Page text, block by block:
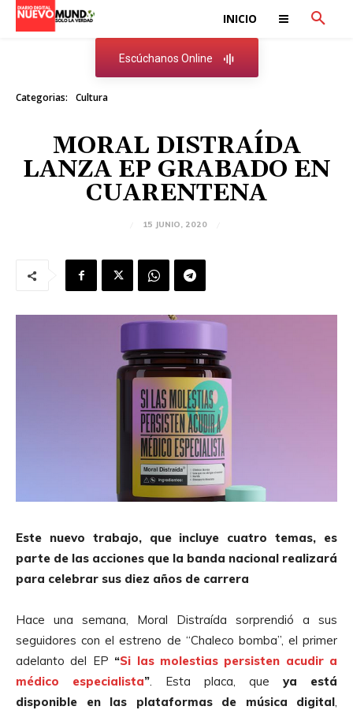
INICIO
Escúchanos Online
Categorias: Cultura
MORAL DISTRAÍDA
LANZA EP GRABADO EN
CUARENTENA
15 JUNIO, 2020
Este nuevo trabajo, que incluye cuatro temas, es
parte de las acciones que la banda nacional realizará
para celebrar sus diez años de carrera
Hace una semana, Moral Distraída sorprendió a sus
seguidores con el estreno de “Chaleco bomba”, el primer
adelanto del EP “Si las molestias persisten acudir a
médico especialista” . Esta placa, que ya está
disponible en las plataformas de música digital